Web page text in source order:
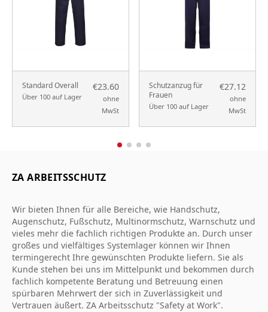
Standard Overall
Über 100 auf Lager
€23.60
ohne
MwSt
Schutzanzug für
Frauen
Über 100 auf Lager
€27.12
ohne
MwSt
ZA ARBEITSSCHUTZ
Wir bieten Ihnen für alle Bereiche, wie Handschutz,
Augenschutz, Fußschutz, Multinormschutz, Warnschutz und
vieles mehr die fachlich richtigen Produkte an. Durch unser
großes und vielfältiges Systemlager können wir Ihnen
termingerecht Ihre gewünschten Produkte liefern. Sie als
Kunde stehen bei uns im Mittelpunkt und bekommen durch
fachlich kompetente Beratung und Betreuung einen
spürbaren Mehrwert der sich in Zuverlässigkeit und
Vertrauen äußert. ZA Arbeitsschutz "Safety at Work".